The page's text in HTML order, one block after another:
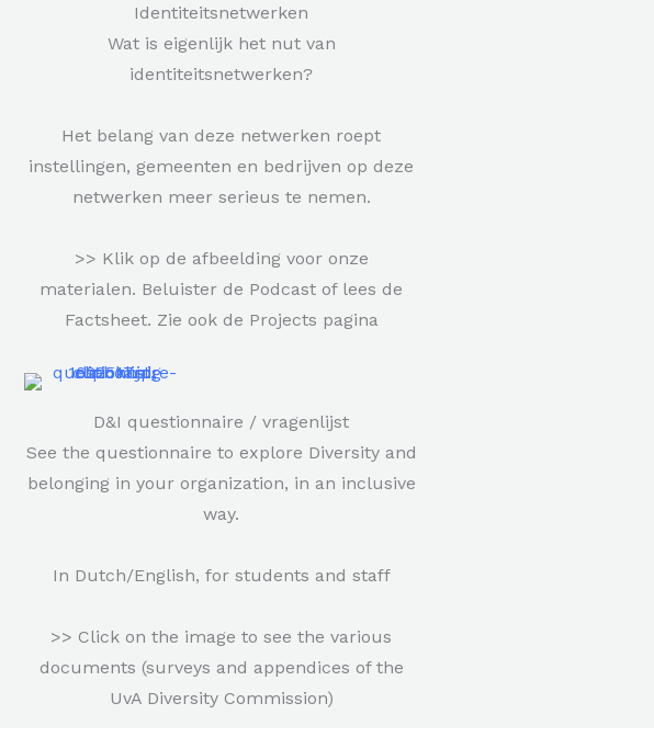
Identiteitsnetwerken
Wat is eigenlijk het nut van
identiteitsnetwerken?
Het belang van deze netwerken roept
instellingen, gemeenten en bedrijven op deze
netwerken meer serieus te nemen.
>> Klik op de afbeelding voor onze
materialen. Beluister de Podcast of lees de
Factsheet. Zie ook de Projects pagina
D&I questionnaire / vragenlijst
See the questionnaire to explore Diversity and
belonging in your organization, in an inclusive
way.
In Dutch/English, for students and staff
>> Click on the image to see the various
documents (surveys and appendices of the
UvA Diversity Commission)